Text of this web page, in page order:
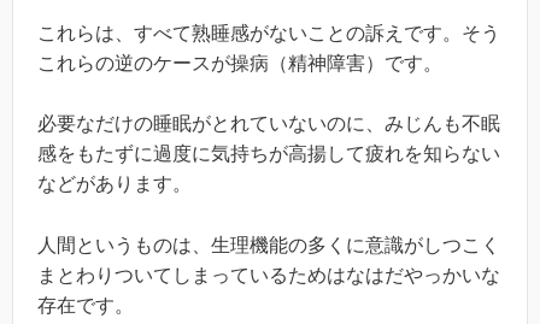
これらは、すべて熟睡感がないことの訴えです。そう
これらの逆のケースが操病（精神障害）です。
必要なだけの睡眠がとれていないのに、みじんも不眠
感をもたずに過度に気持ちが高揚して疲れを知らない
などがあります。
人間というものは、生理機能の多くに意識がしつこく
まとわりついてしまっているためはなはだやっかいな
存在です。